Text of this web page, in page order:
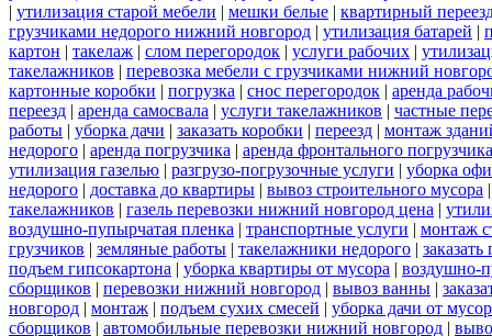
| утилизация старой мебели | мешки белые | квартирный
грузчиками недорого нижний новгород | утилизация батарей |
картон | такелаж | слом перегородок | услуги рабочих |
такелажников | перевозка мебели с грузчиками нижний
картонные коробки | погрузка | снос перегородок | аренда
переезд | аренда самосвала | услуги такелажников | частные
работы | уборка дачи | заказать коробки | переезд | монтаж
недорого | аренда погрузчика | аренда фронтального погрузчика
утилизация газелью | разгрузо-погрузочные услуги | уборка
недорого | доставка до квартиры | вывоз строительного мусора
такелажников | газель перевозки нижний новгород цена |
воздушно-пупырчатая пленка | транспортные услуги | монтаж
грузчиков | земляные работы | такелажники недорого |
подъем гипсокартона | уборка квартиры от мусора | воздушно-
сборщиков | перевозки нижний новгород | вывоз ванны |
новгород | монтаж | подъем сухих смесей | уборка дачи от
сборщиков | автомобильные перевозки нижний новгород |